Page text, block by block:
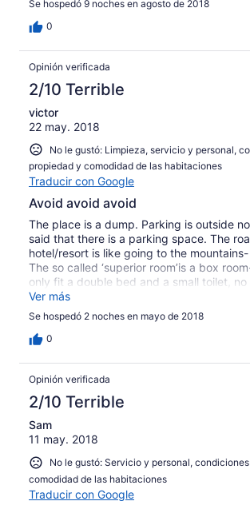
Se hospedó 9 noches en agosto de 2018
0
Opinión verificada
2/10 Terrible
victor
22 may. 2018
No le gustó: Limpieza, servicio y personal,
propiedad y comodidad de las habitaciones
Traducir con Google
Avoid avoid avoid
The place is a dump. Parking is outside
said that there is a parking space. The
hotel/resort is like going to the mountains-
The so called ‘superior room’is a box
only fit a double bed and a small toilet, no
manuever and if there are 2 of you then u
to move. No room for luggage or personal
Room is directly overlooking the pool which
pool so not just for guests. We arrived at
karaoke. So if you wanted a quiet night
for that. We ended up not staying and just
it’s too late for a refund. The pictures are
cause the rooms which are pretty and
cost you 20,000 Filipino peso or £284 per
Ver más
Se hospedó 2 noches en mayo de 2018
0
Opinión verificada
2/10 Terrible
Sam
11 may. 2018
No le gustó: Servicio y personal,
comodidad de las habitaciones
Traducir con Google